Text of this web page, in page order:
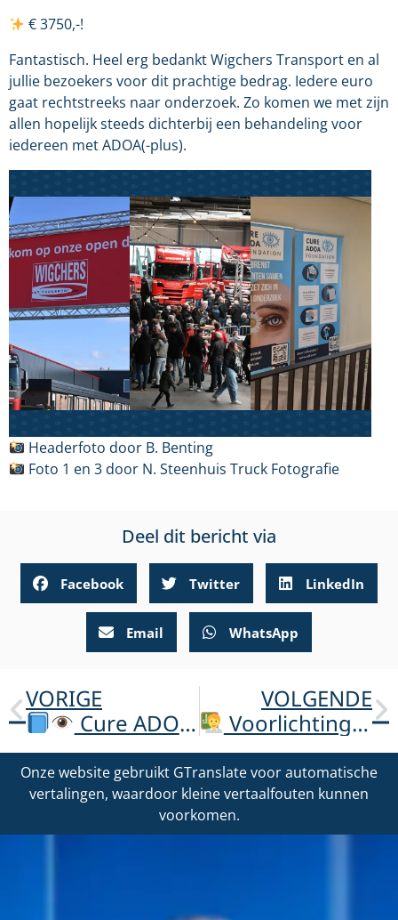
€ 3750,-!
Fantastisch. Heel erg bedankt Wigchers Transport en al
jullie bezoekers voor dit prachtige bedrag. Iedere euro
gaat rechtstreeks naar onderzoek. Zo komen we met zijn
allen hopelijk steeds dichterbij een behandeling voor
iedereen met ADOA(-plus).
Headerfoto door B. Benting
Foto 1 en 3 door N. Steenhuis Truck Fotografie
Deel dit bericht via
Facebook Twitter LinkedIn
Email WhatsApp
VORIGE
Cure ADOA Foundation in De Dikke Blauwe
VOLGENDE
Voorlichting over ADOA bij het UMC Utrecht
Onze website gebruikt GTranslate voor automatische
vertalingen, waardoor kleine vertaalfouten kunnen
voorkomen.